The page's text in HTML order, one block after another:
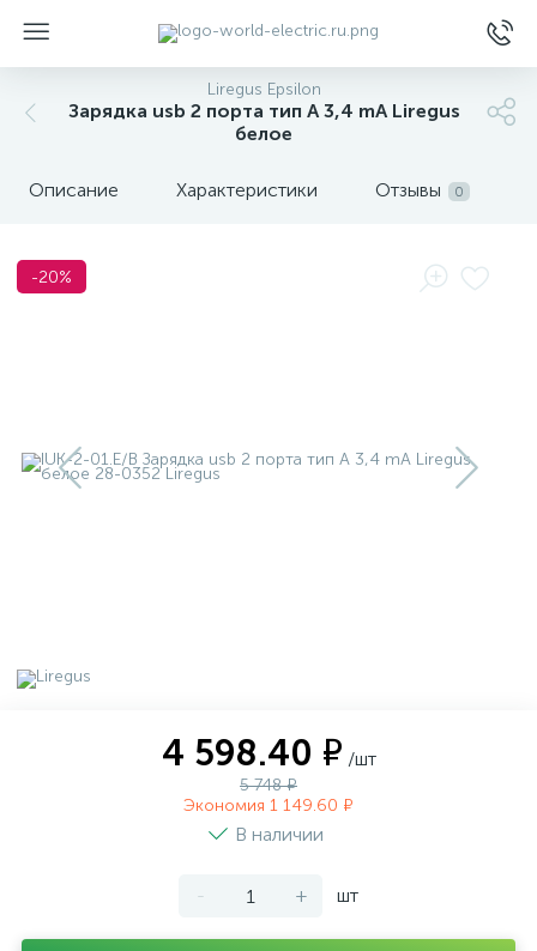
Liregus Epsilon
Зарядка usb 2 порта тип А 3,4 mA Liregus
белое
Описание Характеристики Отзывы 0
-20%
4 598.40 ₽ /шт
5 748 ₽
Экономия 1 149.60 ₽
В наличии
- + шт